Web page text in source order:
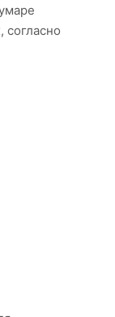
согласно